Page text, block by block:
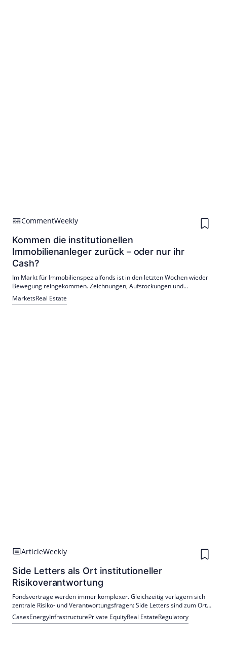
CommentWeekly
Kommen die institutionellen
Immobilienanleger zurück – oder nur ihr
Cash?
Im Markt für Immobilienspezialfonds ist in den letzten Wochen wieder
Bewegung reingekommen. Zeichnungen, Aufstockungen und
Anteilserwerbe nehmen zu.
MarketsReal Estate
ArticleWeekly
Side Letters als Ort institutioneller
Risikoverantwortung
Fondsverträge werden immer komplexer. Gleichzeitig verlagern sich
zentrale Risiko- und Verantwortungsfragen: Side Letters sind zum Ort
geworden, an dem institutionelle Anleger versuchen, Verantwortung
dort zu verankern, wo sie im Vertragswerk nicht mehr eindeutig
CasesEnergyInfrastructurePrivate EquityReal EstateRegulatory